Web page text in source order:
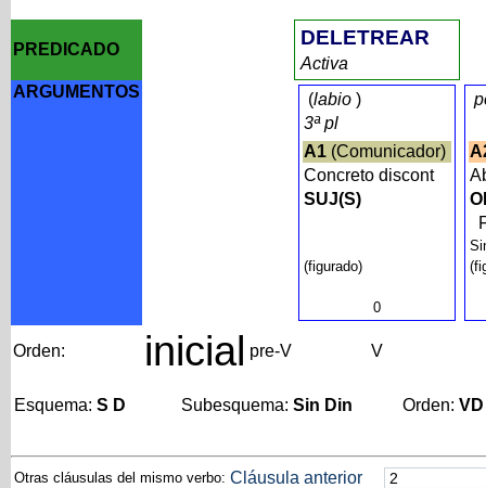
PREDICADO
DELETREAR
Activa
ARGUMENTOS
(labio)
3ª pl
A1(Comunicador)
Concreto discont
SUJ(S)
(figurado)
0
Orden: inicial pre-V V
Esquema: S D Subesquema: Sin Din Orden: VD
Otras cláusulas del mismo verbo: Cláusula anterior